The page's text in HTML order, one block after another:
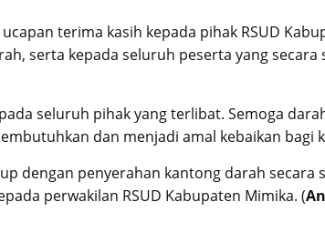
terima kasih kepada pihak RSUD
serta kepada seluruh peserta yang
seluruh pihak yang terlibat. Semoga
dan menjadi amal kebaikan bagi
dengan penyerahan kantong darah secara
perwakilan RSUD Kabupaten Mimika. (